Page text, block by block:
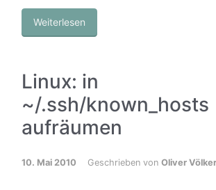
Weiterlesen
Linux: in
~/.ssh/known_hosts
aufräumen
10. Mai 2010 Geschrieben von Oliver Völker